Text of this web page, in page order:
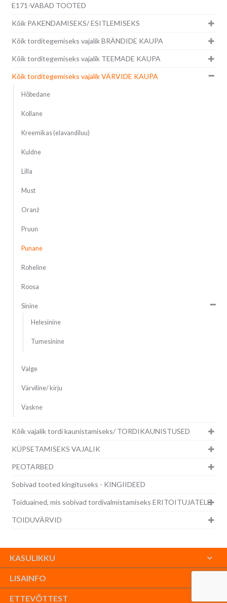
E171-VABAD TOOTED
Kõik PAKENDAMISEKS/ ESITLEMISEKS
Kõik torditegemiseks vajalik BRÄNDIDE KAUPA
Kõik torditegemiseks vajalik TEEMADE KAUPA
Kõik torditegemiseks vajalik VÄRVIDE KAUPA
Hõbedane
Kollane
Kreemikas (elavandiluu)
Kuldne
Lilla
Must
Oranž
Pruun
Punane
Roheline
Roosa
Sinine
Helesinine
Tumesinine
Valge
Värviline/ kirju
Vaskne
Kõik vajalik tordi kaunistamiseks/ TORDIKAUNISTUSED
KÜPSETAMISEKS VAJALIK
PEOTARBED
Sobivad tooted kingituseks - KINGIIDEED
Toiduained, mis sobivad tordivalmistamiseks ERITOITUJATELE
TOIDUVÄRVID
KASULIKKU
LISAINFO
ETTEVÕTTEST